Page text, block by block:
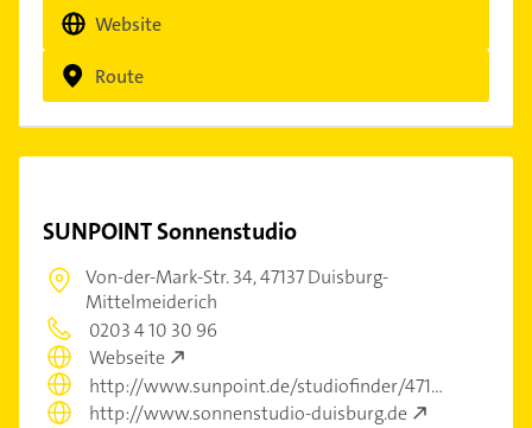
Website
Route
SUNPOINT Sonnenstudio
Von-der-Mark-Str. 34,47137 Duisburg-
Mittelmeiderich
0203 4 10 30 96
Webseite
http://www.sunpoint.de/studiofinder/47137
http://www.sonnenstudio-duisburg.de